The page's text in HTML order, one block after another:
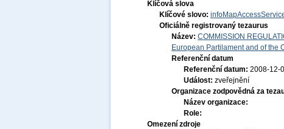
Klíčová slova
Klíčové slovo:
Oficiálně registrovaný tezaurus
Název: COMMISSION
European Partilament and of the
Referenční datum
Referenční datum: 2008-12-
Událost: zveřejnění
Organizace zodpovědná za
Název organizace:
Role:
Omezení zdroje